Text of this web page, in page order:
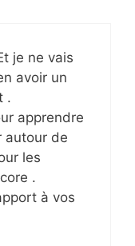
je ne vais
avoir un
.
apprendre
autour de
les
.
à vos